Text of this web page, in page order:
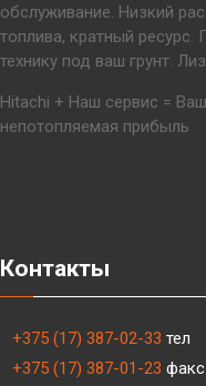
обслуживание. Низкий
топлива, кратный ресурс.
технику под ваш грунт.
Hitachi + Наш сервис =
непотопляемая прибыль
Контакты
+375 (17) 387-02-33 тел
+375 (17) 387-01-23 факс